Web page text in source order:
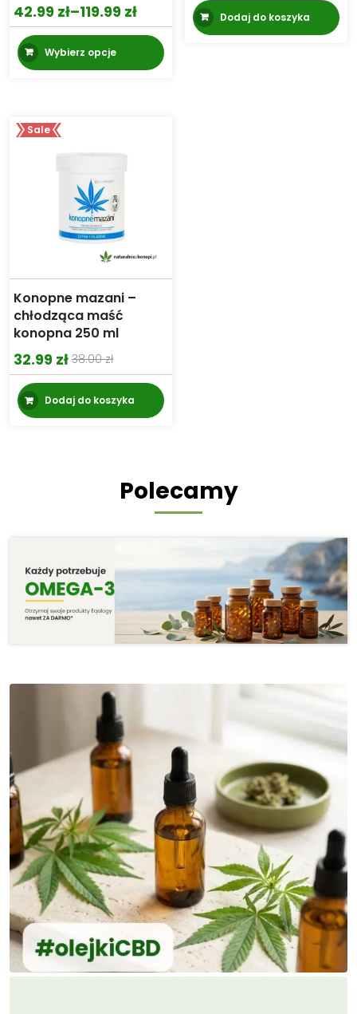
42.99 zł–119.99 zł
Zakres
cen:
od
119.99 zł
Wybierz opcje
Ten
produkt
Dodaj do koszyka
Sale
Konopne mazani –
chłodząca maść
konopna 250 ml
38.00zł
Pierwotna
cena
wynosiła:
32.99 zł
Aktualna
cena
wynosi:
Dodaj do koszyka
Polecamy